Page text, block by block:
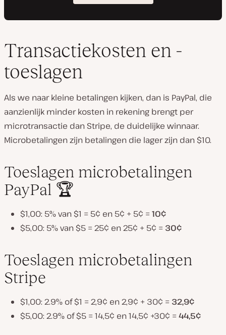
Transactiekosten en -
toeslagen
Als we naar kleine betalingen kijken, dan is PayPal, die
aanzienlijk minder kosten in rekening brengt per
microtransactie dan Stripe, de duidelijke winnaar.
Microbetalingen zijn betalingen die lager zijn dan $10.
Toeslagen microbetalingen
PayPal 🏆
$1,00: 5% van $1 = 5¢ en 5¢ + 5¢ =10¢
$5,00: 5% van $5 = 25¢ en 25¢ + 5¢ = 30¢
Toeslagen microbetalingen
Stripe
$1,00: 2.9% of $1 = 2,9¢ en 2,9¢ + 30¢ = 32,9¢
$5,00: 2.9% of $5 = 14,5¢ en 14,5¢ +30¢ =44,5¢